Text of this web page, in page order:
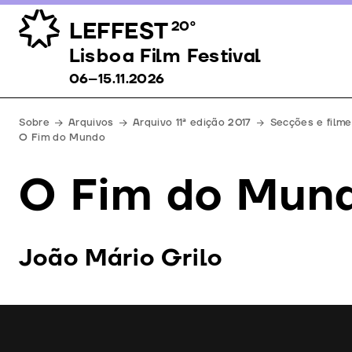
LEFFEST20º
Lisboa Film Festival 06–15.11.2026
Lisboa Film Festival
06–15.11.2026
Sobre Arquivos Arquivo 11ª edição 2017
Secções e
O Fim do Mundo
O Fim do
João Mário Grilo